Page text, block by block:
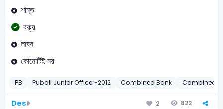
শান্ত
বক্র
লাঘব
কোনোটিই নয়
PB Pubali Junior Officer-2012 Combined Bank Combined
Des 2 822